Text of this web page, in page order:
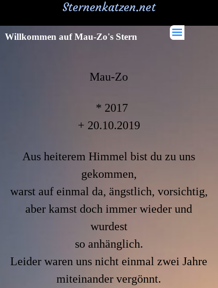
Sternenkatzen.net
Willkommen auf Mau-Zo's Stern
Mau-Zo
* 2017
+ 20.10.2019
Aus heiterem Himmel bist du zu uns
gekommen,
warst auf einmal da, ängstlich, vorsichtig,
aber kamst doch immer wieder und
wurdest
so anhänglich.
Leider waren uns nicht einmal zwei Jahre
miteinander vergönnt.